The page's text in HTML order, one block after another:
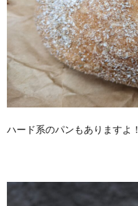
ハード系のパンもありますよ！